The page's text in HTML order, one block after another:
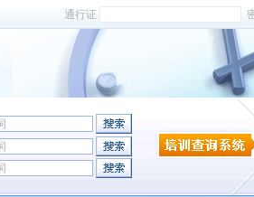
通行证